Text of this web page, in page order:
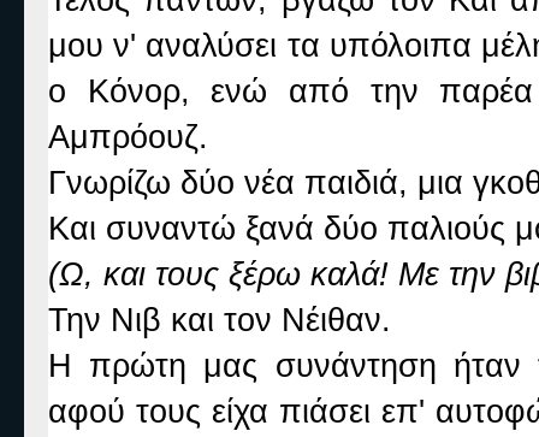
μου ν' αναλύσει τα υπόλοιπα
ο Κόνορ, ενώ από την παρέα
Αμπρόουζ.
Γνωρίζω δύο νέα παιδιά, μια
Και συναντώ ξανά δύο παλιούς
(Ω, και τους ξέρω καλά! Με την
Την Νιβ και τον Νέιθαν.
Η πρώτη μας συνάντηση ήταν
αφού τους είχα πιάσει επ'